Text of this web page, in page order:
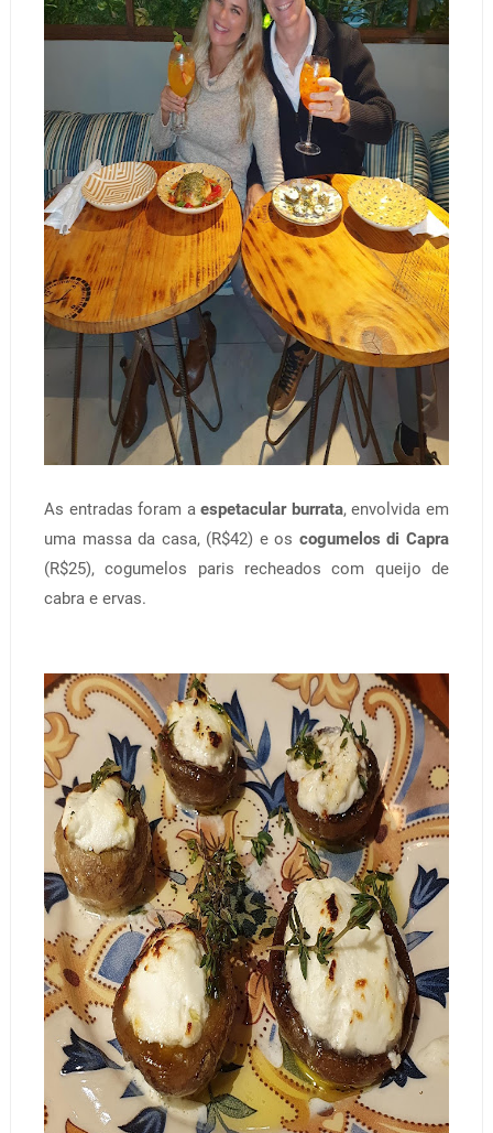
As entradas foram aespetacular burrata, envolvida em
uma massa da casa, (R$42) e os cogumelos di Capra
(R$25), cogumelos paris recheados com queijo de
cabra e ervas.